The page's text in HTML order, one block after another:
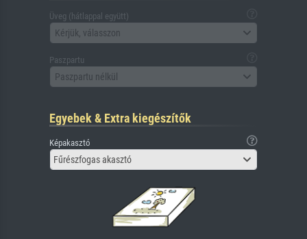
Üveg (hátlappal együtt)
Kérjük, válasszon
Paszpartu
Paszpartu nélkül
Egyebek & Extra kiegészítők
Képakasztó
Fűrészfogas akasztó